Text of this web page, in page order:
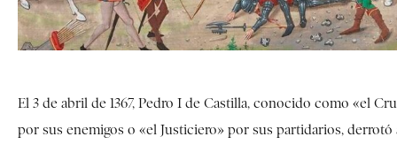
El 3 de abril de 1367, Pedro I de Castilla, conocido como «el
por sus enemigos o «el Justiciero» por sus partidarios, derrotó